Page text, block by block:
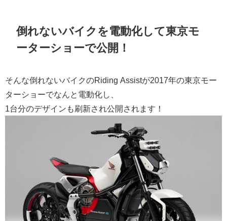
倒れないバイクを電動化して東京モ
ーターショーで公開！
そんな倒れないバイクのRiding Assistが2017年の東京モー
ターショーでなんと電動化し、
1台分のデザインも刷新され公開されます！